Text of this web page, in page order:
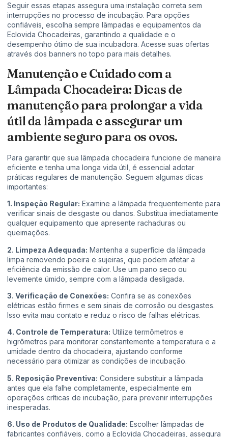
Seguir essas etapas assegura uma instalação correta sem
interrupções no processo de incubação. Para opções
confiáveis, escolha sempre lâmpadas e equipamentos da
Eclovida Chocadeiras, garantindo a qualidade e o
desempenho ótimo de sua incubadora. Acesse suas ofertas
através dos banners no topo para mais detalhes.
Manutenção e Cuidado com a
Lâmpada Chocadeira: Dicas de
manutenção para prolongar a vida
útil da lâmpada e assegurar um
ambiente seguro para os ovos.
Para garantir que sua lâmpada chocadeira funcione de maneira
eficiente e tenha uma longa vida útil, é essencial adotar
práticas regulares de manutenção. Seguem algumas dicas
importantes:
1. Inspeção Regular: Examine a lâmpada frequentemente para
verificar sinais de desgaste ou danos. Substitua imediatamente
qualquer equipamento que apresente rachaduras ou
queimações.
2. Limpeza Adequada: Mantenha a superfície da lâmpada
limpa removendo poeira e sujeiras, que podem afetar a
eficiência da emissão de calor. Use um pano seco ou
levemente úmido, sempre com a lâmpada desligada.
3. Verificação de Conexões: Confira se as conexões
elétricas estão firmes e sem sinais de corrosão ou desgastes.
Isso evita mau contato e reduz o risco de falhas elétricas.
4. Controle de Temperatura: Utilize termômetros e
higrômetros para monitorar constantemente a temperatura e a
umidade dentro da chocadeira, ajustando conforme
necessário para otimizar as condições de incubação.
5. Reposição Preventiva: Considere substituir a lâmpada
antes que ela falhe completamente, especialmente em
operações críticas de incubação, para prevenir interrupções
inesperadas.
6. Uso de Produtos de Qualidade: Escolher lâmpadas de
fabricantes confiáveis, como a Eclovida Chocadeiras, assegura